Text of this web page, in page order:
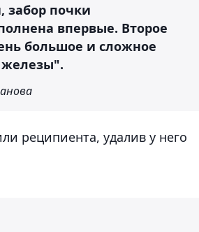
забор почки
впервые. Второе
большое и сложное
железы".
реципиента, удалив у него